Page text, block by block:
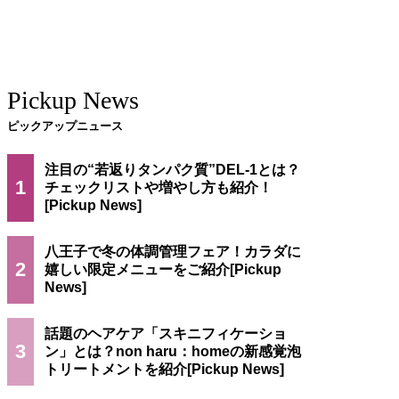
Pickup News
ピックアップニュース
1
注目の“若返りタンパク質”DEL-1とは？
チェックリストや増やし方も紹介！
2
八王子で冬の体調管理フェア！カラダに
嬉しい限定メニューをご紹介
3
話題のヘアケア「スキニフィケーショ
ン」とは？non haru：homeの新感覚泡
トリートメントを紹介